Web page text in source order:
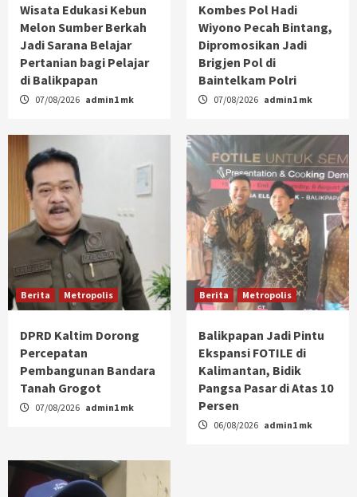
Wisata Edukasi Kebun
Melon Sumber Berkah
Jadi Sarana Belajar
Pertanian bagi Pelajar
di Balikpapan
07/08/2026 admin1 mk
Kombes Pol Hadi
Wiyono Pecah Bintang,
Dipromosikan Jadi
Brigjen Pol di
Baintelkam Polri
07/08/2026 admin1 mk
Berita Metropolis
DPRD Kaltim Dorong
Percepatan
Pembangunan Bandara
Tanah Grogot
07/08/2026 admin1 mk
Berita Metropolis
Balikpapan Jadi Pintu
Ekspansi FOTILE di
Kalimantan, Bidik
Pangsa Pasar di Atas 10
Persen
06/08/2026 admin1 mk